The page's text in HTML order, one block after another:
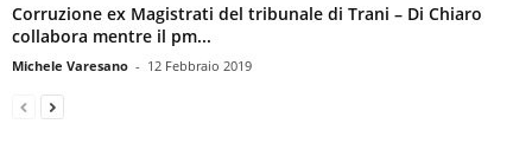
Corruzione ex Magistrati del tribunale di Trani – Di Chiaro
collabora mentre il pm...
Michele Varesano - 12 Febbraio 2019